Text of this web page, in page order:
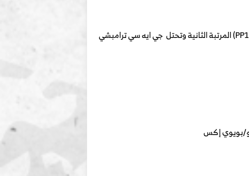
شيري هي العلامة التجارية المحلية الصينية الأعلى تصنيفًا بـ 200 نقطة PP100. وتحتل جيلي (201 نقطة PP100) المرتبة الثانية وتحتل جي ايه سي ترامبشي